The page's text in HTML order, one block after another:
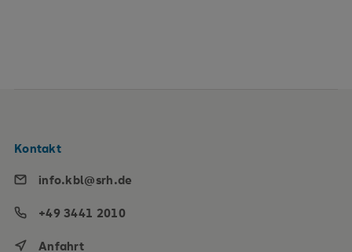
Kontakt
info.kbl@srh.de
+49 3441 2010
Anfahrt